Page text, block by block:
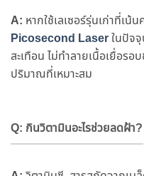
A: หากใช้เลเซอร์รุ่นเก่าที่เน้
Picosecond Laserในปัจ
สะเทือน ไม่ทำลายเนื้อเยื่อรอ
ปริมาณที่เหมาะสม
Q: กินวิตามินอะไรช่วยลดฝ้า?